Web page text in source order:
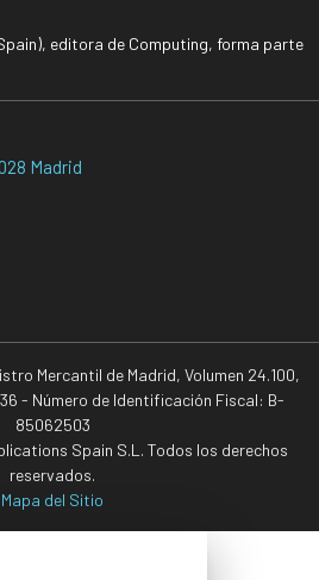
editora de Computing, forma parte
Madrid
Mercantil de Madrid, Volumen 24.100,
- Número de Identificación Fiscal: B-
85062503
Spain S.L. Todos los derechos
reservados.
Mapa del Sitio